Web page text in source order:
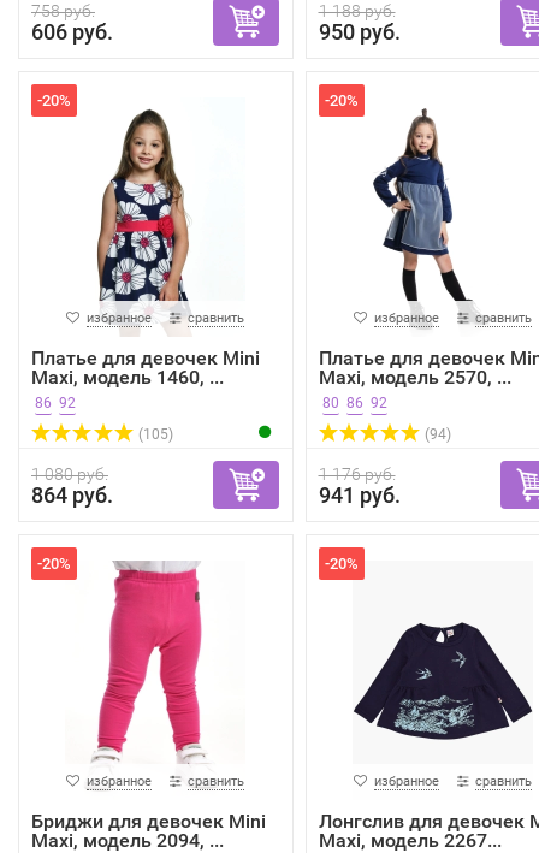
758 руб.
606 руб.
1 188 руб.
950 руб.
-20%
избранное сравнить
Платье для девочек Mini
Maxi, модель 1460, ...
86 92
(105)
1 080 руб.
864 руб.
-20%
избранное сравнить
Платье для девочек
Maxi, модель 2570, ...
80 86 92
(94)
1 176 руб.
941 руб.
-20%
избранное сравнить
Бриджи для девочек Mini
Maxi, модель 2094, ...
-20%
избранное сравнить
Лонгслив для девочек
Maxi, модель 2267...